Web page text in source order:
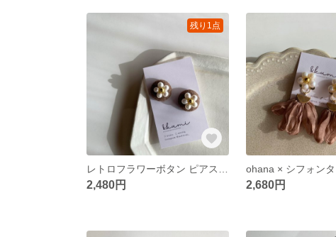
残り1点
2,480円 2,680円